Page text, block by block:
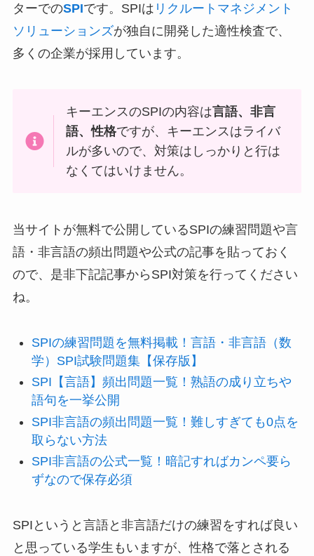
ターでのSPIです。SPIは リクルートマネジメント
ソリューションズが独自に開発した適性検査で、
多くの企業が採用しています。
キーエンスのSPIの内容は言語、非言
語、性格ですが、キーエンスはライバ
ルが多いので、対策はしっかりと行は
なくてはいけません。
当サイトが無料で公開しているSPIの練習問題や言
語・非言語の頻出問題や公式の記事を貼っておく
ので、是非下記記事からSPI対策を行ってください
ね。
SPIの練習問題を無料掲載！言語・非言語（数
学）SPI試験問題集【保存版】
SPI【言語】頻出問題一覧！熟語の成り立ちや
語句を一挙公開
SPI非言語の頻出問題一覧！難しすぎても0点を
取らない方法
SPI非言語の公式一覧！暗記すればカンペ要ら
ずなので保存必須
SPIというと言語と非言語だけの練習をすれば良い
と思っている学生もいますが、性格で落とされる